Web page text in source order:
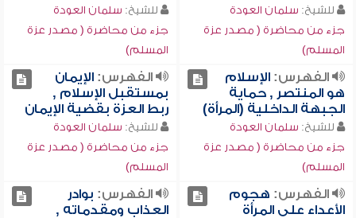
للشيخ: سلمان العودة
جزء من محاضرة ( مصدر عزة
المسلم)
للشيخ: سلمان العودة
جزء من محاضرة ( مصدر عزة
المسلم)
الفهرس:الإسلام
هو المنتصر , حماية
الجبهة الداخلية (المرأة)
للشيخ: سلمان العودة
جزء من محاضرة ( مصدر عزة
المسلم)
الفهرس:الإيمان
بمستقبل الإسلام ,
ربط العزة بقضية الإيمان
للشيخ: سلمان العودة
جزء من محاضرة ( مصدر عزة
المسلم)
الفهرس: هجوم
الأعداء على المرأة
الفهرس: بوادر
العذاب ومقدماته ,